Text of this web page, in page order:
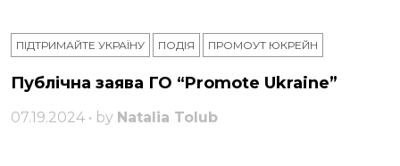
ПІДТРИМАЙТЕ УКРАЇНУ ПОДІЯ ПРОМОУТ ЮКРЕЙН
Публічна заява ГО “Promote Ukraine”
07.19.2024 • by Natalia Tolub